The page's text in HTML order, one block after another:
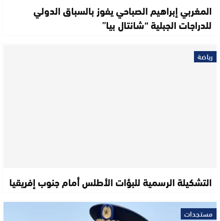
المغربي إبراهيم الصباحي يفوز بالسباق الدولي
للدراجات الجبلية “شانتال بيا”
رياضة
التشكيلة الرسمية للبؤات الأطلس أمام جنوب إفريقيا
مستجدات